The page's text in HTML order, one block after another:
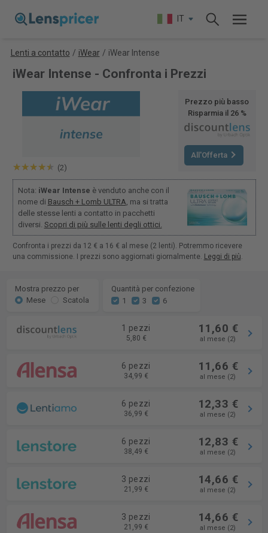
IT
Lenti a contatto / iWear / iWear Intense
iWear Intense - Confronta i Prezzi
(2)
Prezzo più basso
Risparmia il 26 %
All'Offerta
Nota: iWear Intense è venduto anche con il
nome di Bausch + Lomb ULTRA, ma si tratta
delle stesse lenti a contatto in pacchetti
diversi. Scopri di più sulle lenti degli ottici.
Confronta i prezzi da 12 € a 16 € al mese (2 lenti). Potremmo ricevere
una commissione. I prezzi sono aggiornati giornalmente. Leggi di più.
Mostra prezzo per
Mese
Scatola
Quantità per confezione
1
3 6
1 pezzi
5,80 €
11,60 €
al mese (2)
6 pezzi
34,99 €
11,66 €
al mese (2)
6 pezzi
36,99 €
12,33 €
al mese (2)
6 pezzi
38,49 €
12,83 €
al mese (2)
3 pezzi
21,99 €
14,66 €
al mese (2)
3 pezzi
21,99 €
14,66 €
al mese (2)